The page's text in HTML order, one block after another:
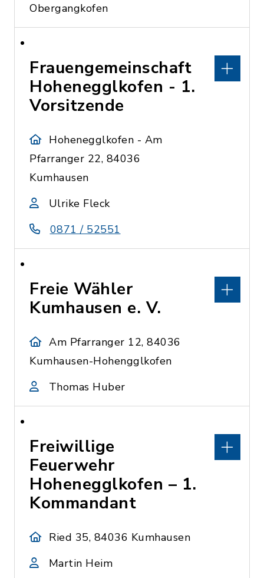
Obergangkofen
Frauengemeinschaft
Hohenegglkofen - 1.
Vorsitzende
Hohenegglkofen - Am
Pfarranger 22, 84036
Kumhausen
Ulrike Fleck
0871 / 52551
Freie Wähler
Kumhausen e. V.
Am Pfarranger 12, 84036
Kumhausen-Hohengglkofen
Thomas Huber
Freiwillige
Feuerwehr
Hohenegglkofen – 1.
Kommandant
Ried 35, 84036 Kumhausen
Martin Heim